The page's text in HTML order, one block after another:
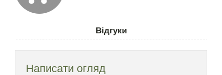
Відгуки
Написати огляд